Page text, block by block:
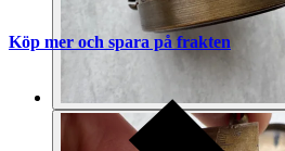
Köp mer och spara på frakten